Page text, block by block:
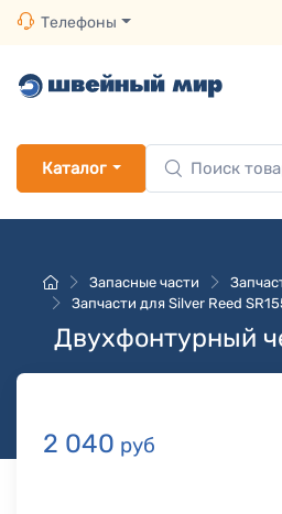
Телефоны
Каталог
Запасные части
Запчасти для Silver Reed
Двухфонтурный
2 040 руб